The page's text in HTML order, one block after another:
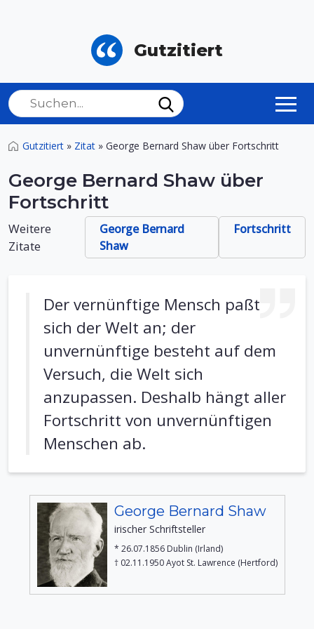
Gutzitiert
Gutzitiert » Zitat » George Bernard Shaw über Fortschritt
George Bernard Shaw über
Fortschritt
Weitere
Zitate
George Bernard
Shaw
Fortschritt
Der vernünftige Mensch paßt
sich der Welt an; der
unvernünftige besteht auf dem
Versuch, die Welt sich
anzupassen. Deshalb hängt aller
Fortschritt von unvernünftigen
Menschen ab.
George Bernard Shaw
irischer Schriftsteller
* 26.07.1856 Dublin (Irland)
† 02.11.1950 Ayot St. Lawrence (Hertford)